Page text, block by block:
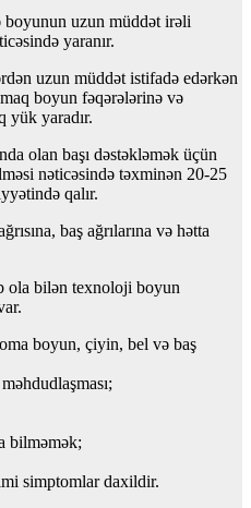
uzun müddət irəli
yaranır.
uzun müddət istifadə edərkən
boyun fəqərələrinə və
yük yaradır.
olan başı dəstəkləmək üçün
nəticəsində təxminən 20-25
qalır.
baş ağrılarına və hətta
ola bilən texnoloji boyun
boyun, çiyin, bel və baş
bilməmək;
simptomlar daxildir.